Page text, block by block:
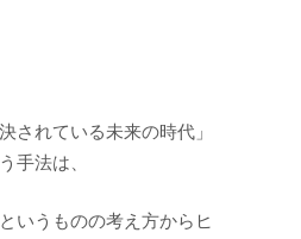
されている未来の時代」
手法は、
いうものの考え方からヒ